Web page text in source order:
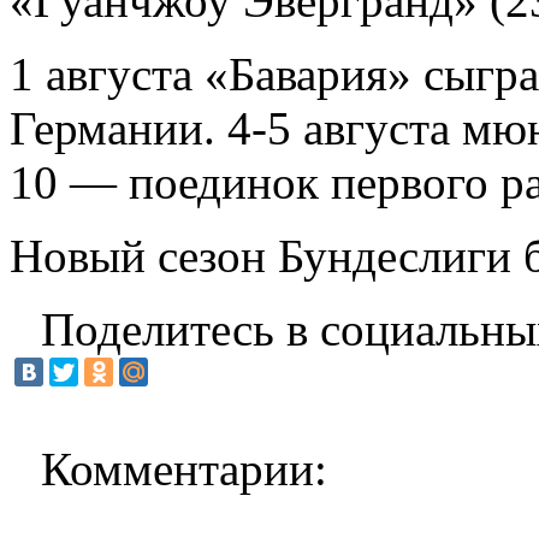
1 августа «Бавария»
Германии. 4-5 августа
10 — поединок первого
Новый сезон Бундеслиги
Поделитесь в
Комментарии: